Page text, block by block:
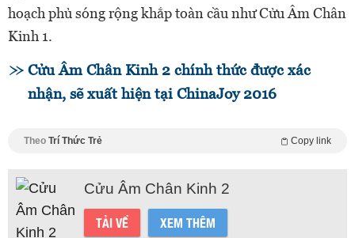
hoạch phủ sóng rộng khắp toàn cầu như Cửu Âm Chân
Kinh 1.
Cửu Âm Chân Kinh 2 chính thức được xác
nhận, sẽ xuất hiện tại ChinaJoy 2016
Theo Trí Thức Trẻ Copy link
Cửu Âm Chân Kinh 2
TẢI VỀ XEM THÊM